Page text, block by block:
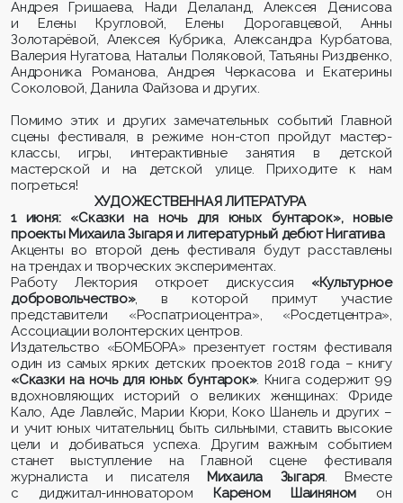
Андрея Гришаева, Нади Делаланд, Алексея Денисова
и Елены Кругловой, Елены Дорогавцевой, Анны
Золотарёвой, Алексея Кубрика, Александра Курбатова,
Валерия Нугатова, Натальи Поляковой, Татьяны Риздвенко,
Андроника Романова, Андрея Черкасова и Екатерины
Соколовой, Данила Файзова и других.
Помимо этих и других замечательных событий Главной
сцены фестиваля, в режиме нон-стоп пройдут мастер-
классы, игры, интерактивные занятия в детской
мастерской и на детской улице. Приходите к нам
погреться!
ХУДОЖЕСТВЕННАЯ ЛИТЕРАТУРА
1 июня: «Сказки на ночь для юных бунтарок», новые
проекты Михаила Зыгаря и литературный дебют Нигатива
Акценты во второй день фестиваля будут расставлены
на трендах и творческих экспериментах.
Работу Лектория откроет дискуссия «Культурное
добровольчество», в которой примут участие
представители «Роспатриоцентра», «Росдетцентра»,
Ассоциации волонтерских центров.
Издательство «БОМБОРА» презентует гостям фестиваля
один из самых ярких детских проектов 2018 года – книгу
«Сказки на ночь для юных бунтарок». Книга содержит 99
вдохновляющих историй о великих женщинах: Фриде
Кало, Аде Лавлейс, Марии Кюри, Коко Шанель и других –
и учит юных читательниц быть сильными, ставить высокие
цели и добиваться успеха. Другим важным событием
станет выступление на Главной сцене фестиваля
журналиста и писателя Михаила Зыгаря. Вместе
с диджитал-инноватором Кареном Шаиняном он